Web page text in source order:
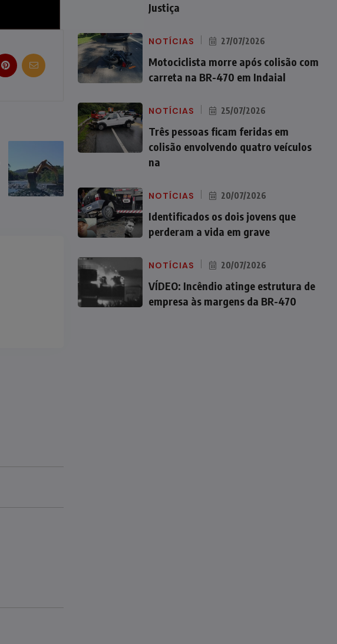
Justiça
NOTÍCIAS 27/07/2026
Motociclista morre após colisão com
carreta na BR-470 em Indaial
NOTÍCIAS 25/07/2026
Três pessoas ficam feridas em
colisão envolvendo quatro veículos
na
NOTÍCIAS 20/07/2026
Identificados os dois jovens que
perderam a vida em grave
NOTÍCIAS 20/07/2026
VÍDEO: Incêndio atinge estrutura de
empresa às margens da BR-470